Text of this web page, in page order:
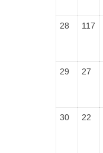
28 117
29 27
30 22